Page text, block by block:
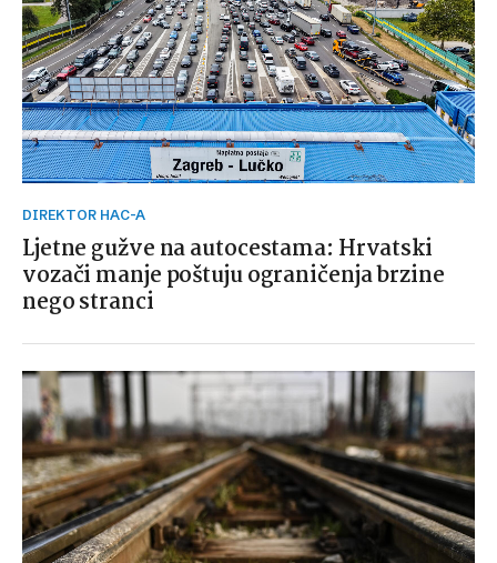
DIREKTOR HAC-A
Ljetne gužve na autocestama: Hrvatski
vozači manje poštuju ograničenja brzine
nego stranci